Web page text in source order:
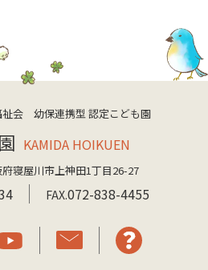
祉会 幼保連携型 認定こども園
KAMIDA HOIKUEN
寝屋川市上神田1丁目26-27
FAX.072-838-4455